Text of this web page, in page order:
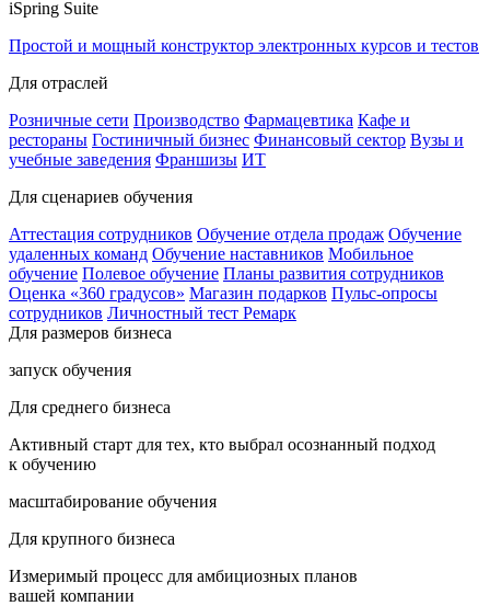
iSpring Suite
Простой и мощный конструктор электронных курсов и тестов
Для отраслей
Розничные сети Производство Фармацевтика Кафе и
рестораны Гостиничный бизнес Финансовый сектор Вузы и
учебные заведения Франшизы ИТ
Для сценариев обучения
Аттестация сотрудников Обучение отдела продаж Обучение
удаленных команд Обучение наставников Мобильное
обучение Полевое обучение Планы развития сотрудников
Оценка «360 градусов» Магазин подарков Пульс-опросы
сотрудников Личностный тест Ремарк
Для размеров бизнеса
запуск обучения
Для среднего бизнеса
Активный старт для тех, кто выбрал осознанный подход
к обучению
масштабирование обучения
Для крупного бизнеса
Измеримый процесс для амбициозных планов
вашей компании